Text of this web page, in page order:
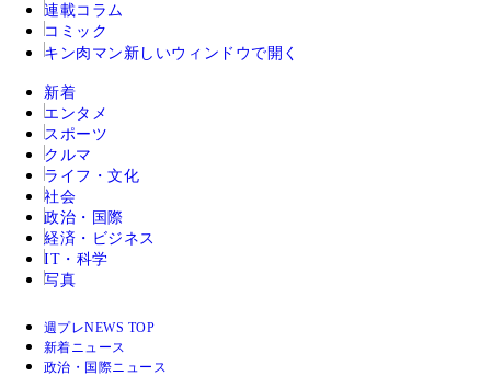
連載コラム
コミック
キン肉マン 新しいウィンドウで開く
新着
エンタメ
スポーツ
クルマ
ライフ・文化
社会
政治・国際
経済・ビジネス
IT・科学
写真
週プレNEWS TOP
新着ニュース
政治・国際ニュース